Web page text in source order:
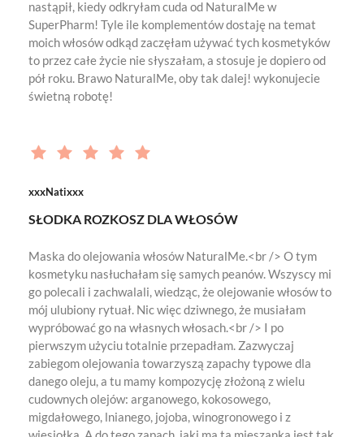
nastąpił, kiedy odkryłam cuda od NaturalMe w
SuperPharm! Tyle ile komplementów dostaję na temat
moich włosów odkąd zaczęłam używać tych kosmetyków
to przez całe życie nie słyszałam, a stosuje je dopiero od
pół roku. Brawo NaturalMe, oby tak dalej! wykonujecie
świetną robotę!
xxxNatixxx
SŁODKA ROZKOSZ DLA WŁOSÓW
Maska do olejowania włosów NaturalMe.<br /> O tym
kosmetyku nasłuchałam się samych peanów. Wszyscy mi
go polecali i zachwalali, wiedząc, że olejowanie włosów to
mój ulubiony rytuał. Nic więc dziwnego, że musiałam
wypróbować go na własnych włosach.<br /> I po
pierwszym użyciu totalnie przepadłam. Zazwyczaj
zabiegom olejowania towarzyszą zapachy typowe dla
danego oleju, a tu mamy kompozycję złożoną z wielu
cudownych olejów: arganowego, kokosowego,
migdałowego, lnianego, jojoba, winogronowego i z